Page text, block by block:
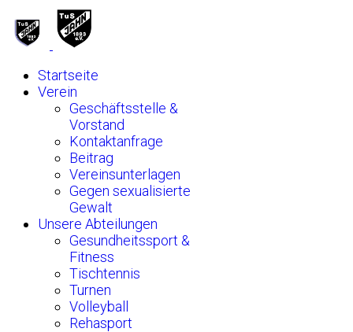
Startseite
Verein
Geschäftsstelle &
Vorstand
Kontaktanfrage
Beitrag
Vereinsunterlagen
Gegen sexualisierte
Gewalt
Unsere Abteilungen
Gesundheitssport &
Fitness
Tischtennis
Turnen
Volleyball
Rehasport